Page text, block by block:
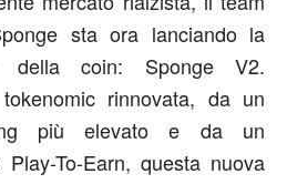
sta ora lanciando la
della coin: Sponge V2.
rinnovata, da un
più elevato e da un
To-Earn, questa nuova